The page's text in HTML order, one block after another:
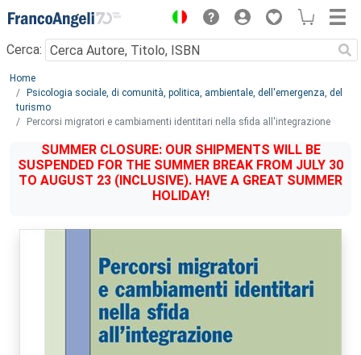
Menu
Cerca:
Main content
Home
Psicologia sociale, di comunità, politica, ambientale, dell'emergenza, del
turismo
Percorsi migratori e cambiamenti identitari nella sfida all'integrazione
SUMMER CLOSURE: OUR SHIPMENTS WILL BE
SUSPENDED FOR THE SUMMER BREAK FROM JULY 30
TO AUGUST 23 (INCLUSIVE). HAVE A GREAT SUMMER
HOLIDAY!